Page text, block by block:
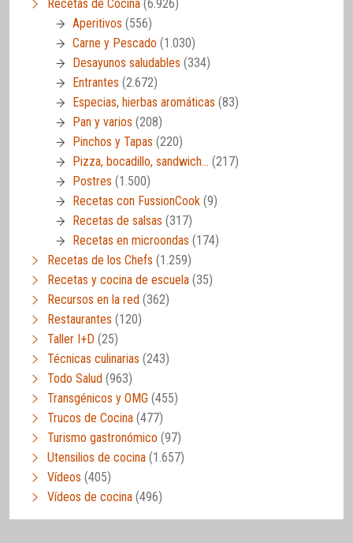
Recetas de Cocina (6.926)
Aperitivos (556)
Carne y Pescado (1.030)
Desayunos saludables (334)
Entrantes (2.672)
Especias, hierbas aromáticas (83)
Pan y varios (208)
Pinchos y Tapas (220)
Pizza, bocadillo, sandwich… (217)
Postres (1.500)
Recetas con FussionCook (9)
Recetas de salsas (317)
Recetas en microondas (174)
Recetas de los Chefs (1.259)
Recetas y cocina de escuela (35)
Recursos en la red (362)
Restaurantes (120)
Taller I+D (25)
Técnicas culinarias (243)
Todo Salud (963)
Transgénicos y OMG (455)
Trucos de Cocina (477)
Turismo gastronómico (97)
Utensilios de cocina (1.657)
Vídeos (405)
Vídeos de cocina (496)